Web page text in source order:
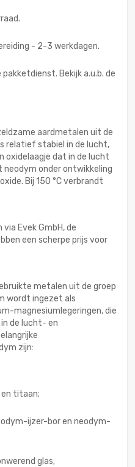
- 2-3 werkdagen.
Bekijk a.u.b. de
aardmetalen uit de
relatief stabiel in de lucht,
oxidelaagje dat in de lucht
onder ontwikkeling
Bij 150 °C verbrandt
Evek GmbH, de
een scherpe prijs voor
metalen uit de groep
wordt ingezet als
magnesiumlegeringen, die
de lucht- en
zijn:
titaan;
ijzer-bor en neodym-
glas;